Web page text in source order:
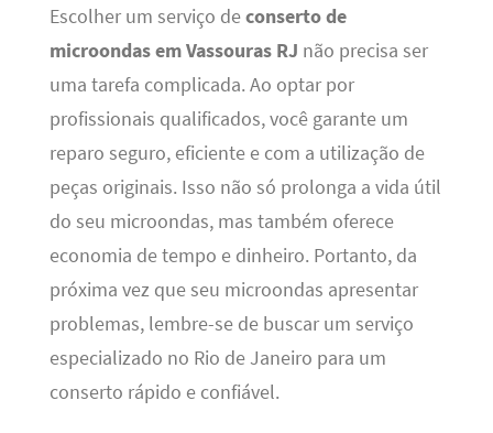
Escolher um serviço deconserto de
microondas em Vassouras RJ não precisa ser
uma tarefa complicada. Ao optar por
profissionais qualificados, você garante um
reparo seguro, eficiente e com a utilização de
peças originais. Isso não só prolonga a vida útil
do seu microondas, mas também oferece
economia de tempo e dinheiro. Portanto, da
próxima vez que seu microondas apresentar
problemas, lembre-se de buscar um serviço
especializado no Rio de Janeiro para um
conserto rápido e confiável.